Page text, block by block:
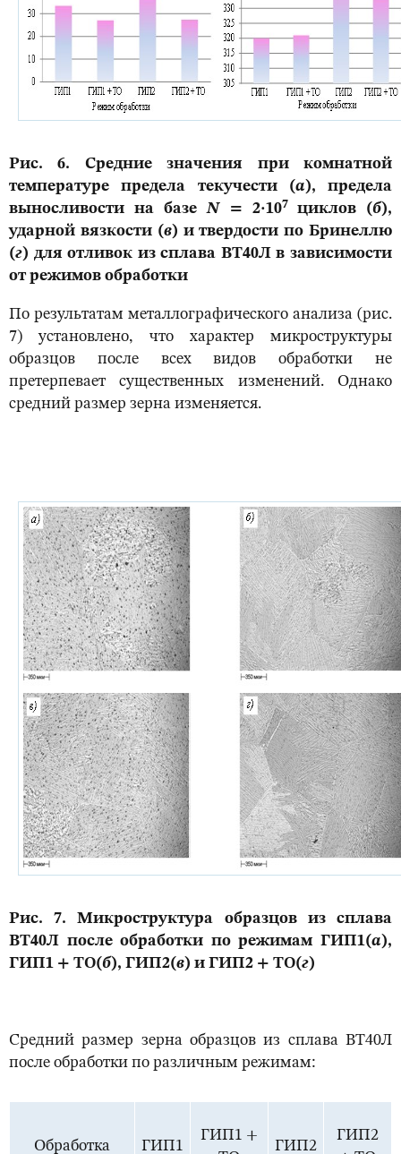
Рис. 6. Средние значения при комнатной
температуре предела текучести (а), предела
выносливости на базеN = 2·107 циклов (б),
ударной вязкости (в) и твердости по Бринеллю
(г) для отливок из сплава ВТ40Л в зависимости
от режимов обработки
По результатам металлографического анализа (рис.
7) установлено, что характер микроструктуры
образцов после всех видов обработки не
претерпевает существенных изменений. Однако
средний размер зерна изменяется.
Рис. 7. Микроструктура образцов из сплава
ВТ40Л после обработки по режимам ГИП1(а),
ГИП1 + ТО(б), ГИП2(в) и ГИП2 + ТО(г)
Средний размер зерна образцов из сплава ВТ40Л
после обработки по различным режимам:
Обработка ГИП1
ГИП1 +
ГИП2
ГИП2